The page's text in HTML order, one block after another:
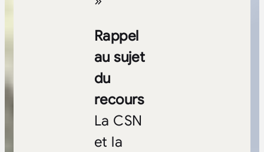
Rappel
au sujet
du
recours
La CSN
et la